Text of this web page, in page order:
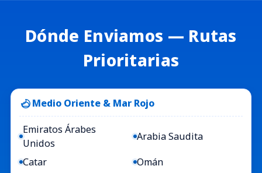
Dónde Enviamos — Rutas
Prioritarias
Medio Oriente & Mar Rojo
Emiratos Árabes
Unidos
Arabia Saudita
Catar
Omán